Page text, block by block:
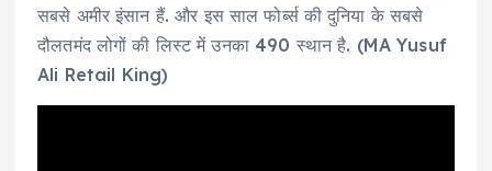
सबसे अमीर इंसान हैं. और इस साल फोर्ब्स की दुनिया के सबसे
दौलतमंद लोगों की लिस्ट में उनका 490 स्थान है. (MA Yusuf
Ali Retail King)